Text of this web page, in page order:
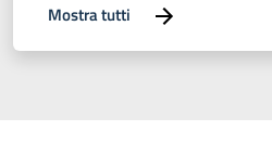
Mostra tutti